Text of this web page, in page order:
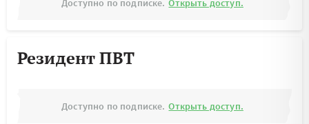
Доступно по подписке. Открыть доступ.
Резидент ПВТ
Доступно по подписке. Открыть доступ.